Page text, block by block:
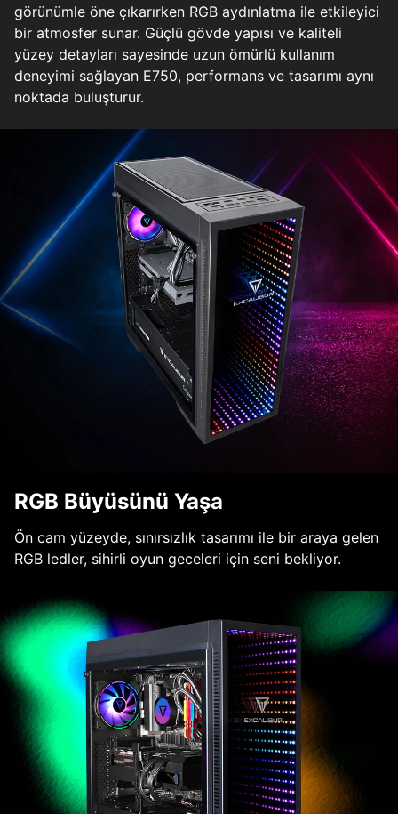
görünümle öne çıkarırken RGB aydınlatma ile etkileyici
bir atmosfer sunar. Güçlü gövde yapısı ve kaliteli
yüzey detayları sayesinde uzun ömürlü kullanım
deneyimi sağlayan E750, performans ve tasarımı aynı
noktada buluşturur.
RGB Büyüsünü Yaşa
Ön cam yüzeyde, sınırsızlık tasarımı ile bir araya gelen
RGB ledler, sihirli oyun geceleri için seni bekliyor.